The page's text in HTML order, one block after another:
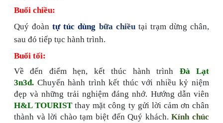
Buổi chiều:
Quý đoàntự túc dùng bữa chiềutại trạm dừng chân,
sau đó tiếp tục hành trình.
Buổi tối:
Về đến điểm hẹn, kết thúc hành trình Đà Lạt
3n3đ. Chuyến hành trình kết thúc với nhiều kỷ niệm
đẹp và những trải nghiệm đáng nhớ. Hướng dẫn viên
H&L TOURIST thay mặt công ty gửi lời cảm ơn chân
thành và lời chào tạm biệt đến Quý khách.Kính chúc